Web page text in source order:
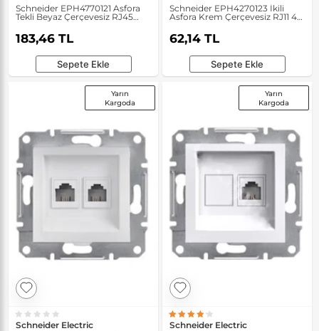
Schneider EPH4770121 Asfora
Tekli Beyaz Çerçevesiz RJ45
CAT6 UTP Data Prizi
183,46 TL
Sepete Ekle
Schneider EPH4270123 İkili
Asfora Krem Çerçevesiz RJ11 4
Kontaklı Telefon Prizi
62,14 TL
Sepete Ekle
Yarın
Kargoda
Schneider Electric
Yarın
Kargoda
Schneider Electric